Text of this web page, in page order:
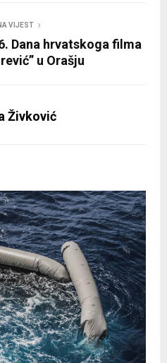
VIJEST
Dana hrvatskoga filma
u Orašju
Živković